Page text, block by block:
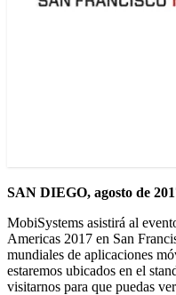
SAN DIEGO, agosto de
MobiSystems asistirá al
Americas 2017 en San
mundiales de aplicaciones
estaremos ubicados en el
visitarnos para que puedas